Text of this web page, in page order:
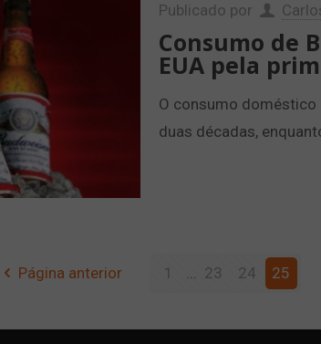
Publicado por
Consumo de
EUA pela
O consumo doméstico
duas décadas,
Página anterior 1 ... 23 24 25